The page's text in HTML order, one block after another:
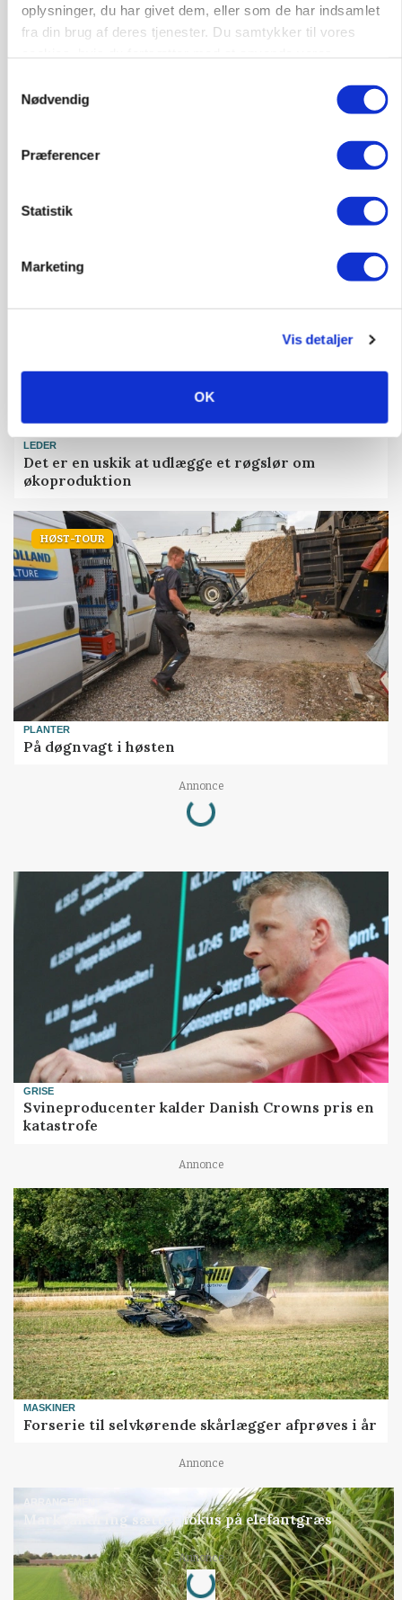
oplysninger, du har givet dem, eller som de har indsamlet
fra din brug af deres tjenester. Du samtykker til vores
Nødvendig
Præferencer
Statistik
Marketing
Vis detaljer
OK
BUSINESS
LEDER
Det er en uskik at udlægge et røgslør om
økoproduktion
HØST-TOUR
PLANTER
På døgnvagt i høsten
Annonce
Loading...
GRISE
Svineproducenter kalder Danish Crowns pris en
katastrofe
Annonce
MASKINER
Forserie til selvkørende skårlægger afprøves i år
Annonce
ARRANGEMENT
Markvandring sætter fokus på elefantgræs
Annonce
Loading...